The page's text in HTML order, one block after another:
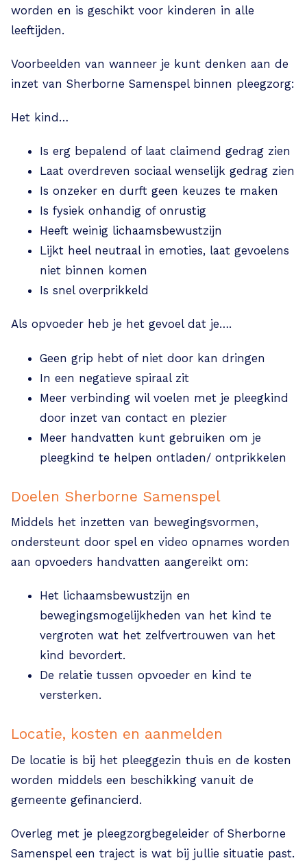
worden en is geschikt voor kinderen in alle
leeftijden.
Voorbeelden van wanneer je kunt denken aan de
inzet van Sherborne Samenspel binnen pleegzorg:
Het kind…
Is erg bepalend of laat claimend gedrag zien
Laat overdreven sociaal wenselijk gedrag zien
Is onzeker en durft geen keuzes te maken
Is fysiek onhandig of onrustig
Heeft weinig lichaamsbewustzijn
Lijkt heel neutraal in emoties, laat gevoelens
niet binnen komen
Is snel overprikkeld
Als opvoeder heb je het gevoel dat je….
Geen grip hebt of niet door kan dringen
In een negatieve spiraal zit
Meer verbinding wil voelen met je pleegkind
door inzet van contact en plezier
Meer handvatten kunt gebruiken om je
pleegkind te helpen ontladen/ ontprikkelen
Doelen Sherborne Samenspel
Middels het inzetten van bewegingsvormen,
ondersteunt door spel en video opnames worden
aan opvoeders handvatten aangereikt om:
Het lichaamsbewustzijn en
bewegingsmogelijkheden van het kind te
vergroten wat het zelfvertrouwen van het
kind bevordert.
De relatie tussen opvoeder en kind te
versterken.
Locatie, kosten en aanmelden
De locatie is bij het pleeggezin thuis en de kosten
worden middels een beschikking vanuit de
gemeente gefinancierd.
Overleg met je pleegzorgbegeleider of Sherborne
Samenspel een traject is wat bij jullie situatie past.